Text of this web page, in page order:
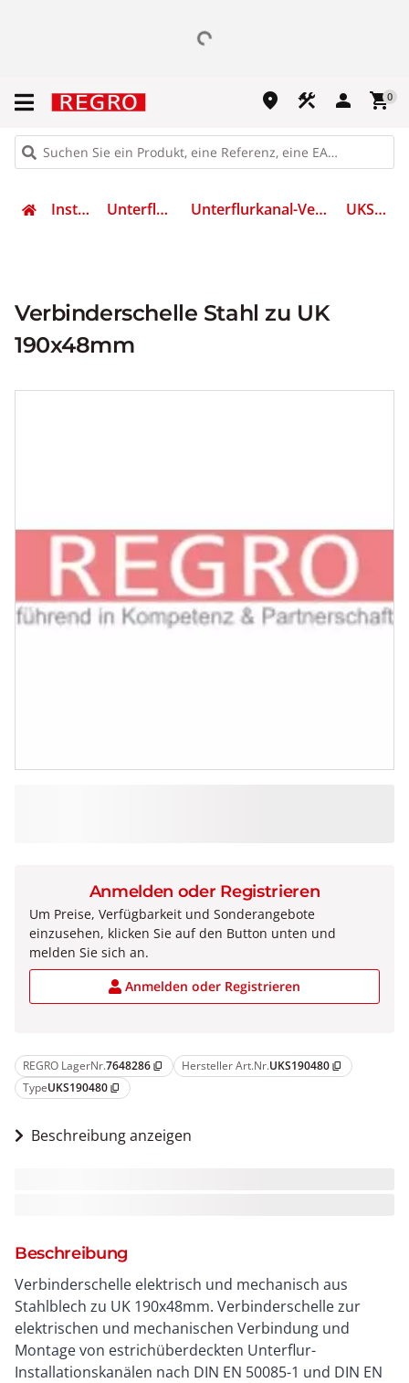
place construction person shopping_cart0
Installation Unterflursysteme Unterflurkanal-Verbindungslasche UKS190480
Verbinderschelle Stahl zu UK
190x48mm
REGRO LagerNr.7648286 content_copy Hersteller Art.Nr.UKS190480 content_copy
TypeUKS190480 content_copy
Beschreibung anzeigen
Beschreibung
Verbinderschelle elektrisch und mechanisch aus
Stahlblech zu UK 190x48mm. Verbinderschelle zur
elektrischen und mechanischen Verbindung und
Montage von estrichüberdeckten Unterflur-
Installationskanälen nach DIN EN 50085-1 und DIN EN
Anmelden oder Registrieren
Um Preise, Verfügbarkeit und Sonderangebote
einzusehen, klicken Sie auf den Button unten und
melden Sie sich an.
Anmelden oder Registrieren